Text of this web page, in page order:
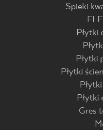
Spieki
Płytki
Płytki
Płytki
Płytki
Gres